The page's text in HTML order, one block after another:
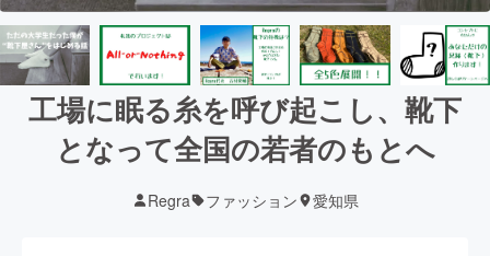
工場に眠る糸を呼び起こし、靴下
となって全国の若者のもとへ
Regra ファッション 愛知県